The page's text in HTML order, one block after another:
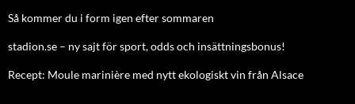
Så kommer du i form igen efter sommaren
stadion.se – ny sajt för sport, odds och insättningsbonus!
Recept: Moule marinière med nytt ekologiskt vin från Alsace